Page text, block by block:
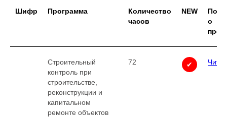
Шифр Программа
Количество
часов
NEW
о
Строительный
контроль при
строительстве,
реконструкции и
капитальном
ремонте объектов
72 ✔